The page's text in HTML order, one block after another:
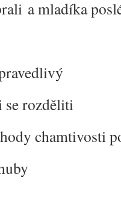
a mladíka
rozděliti
chamtivosti